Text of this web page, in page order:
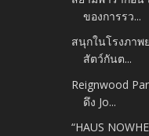
ของการรว...
สนุกในโรงภา
สัตว์กันต...
Reignwood
ดึง Jo...
“HAUS